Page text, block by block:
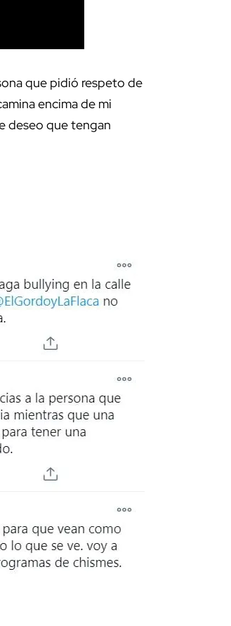
que pidió respeto de
encima de mi
deseo que tengan